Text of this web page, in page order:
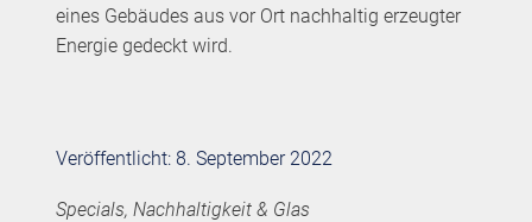
eines Gebäudes aus vor Ort nachhaltig erzeugter
Energie gedeckt wird.
Veröffentlicht: 8. September 2022
Specials, Nachhaltigkeit & Glas